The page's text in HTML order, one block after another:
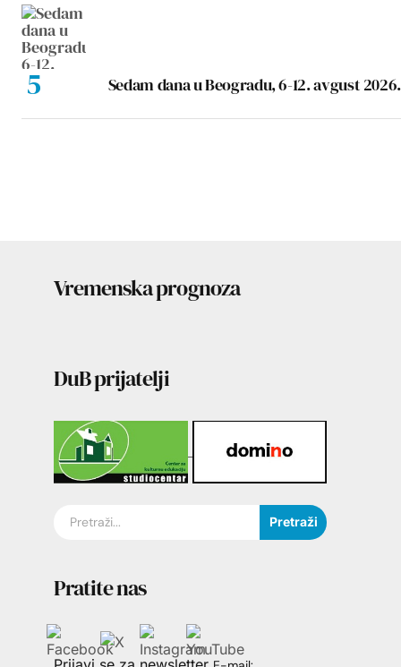
Sedam dana u Beogradu, 6-12. avgust 2026.
Vremenska prognoza
DuB prijatelji
Pretraži
Pratite nas